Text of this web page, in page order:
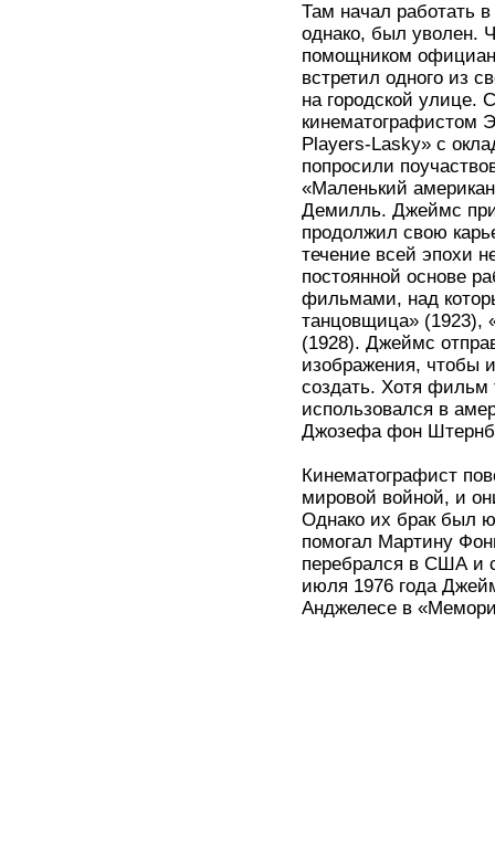
Там начал работать
однако, был уволен.
помощником
встретил одного из
на городской улице.
кинематографистом
Players-Lasky» с
попросили
«Маленький
Демилль. Джеймс
продолжил свою
течение всей эпохи
постоянной основе
фильмами, над
танцовщица» (1923),
(1928). Джеймс
изображения, чтобы
создать. Хотя фильм
использовался в
Джозефа фон
Кинематографист
мировой войной, и
Однако их брак был
помогал Мартину
перебрался в США и
июля 1976 года
Анджелесе в